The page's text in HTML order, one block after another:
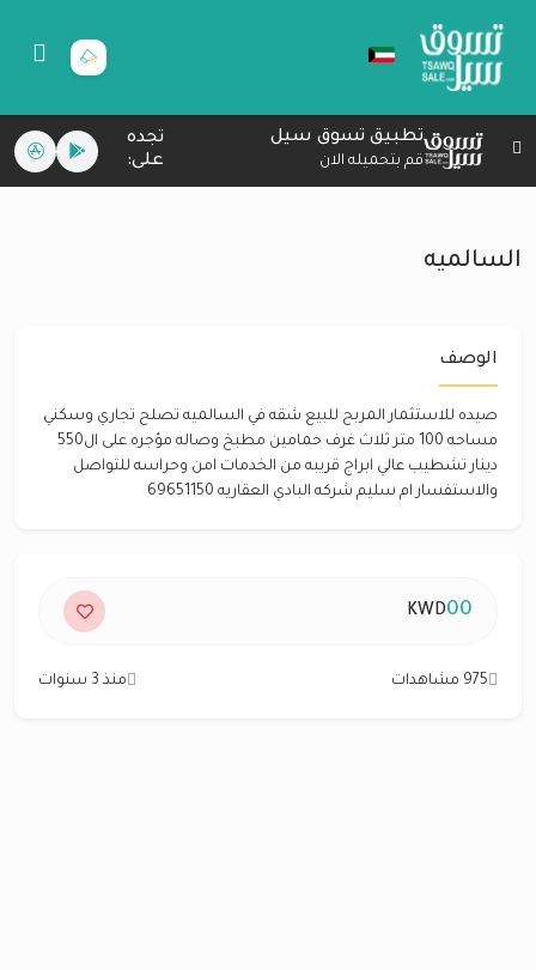
تطبيق تسوق سيل
قم بتحميله الان
تجده
على:
السالميه
الوصف
صيده للاستثمار المربح للبيع شقه في السالميه تصلح تجاري وسكني
مساحه 100 متر ثلاث غرف حمامين مطبخ وصاله مؤجره على ال550
دينار تشطيب عالي ابراج قريبه من الخدمات امن وحراسه للتواصل
والاستفسار ام سليم شركه البادي العقاريه 69651150
00
KWD
975 مشاهدات منذ 3 سنوات